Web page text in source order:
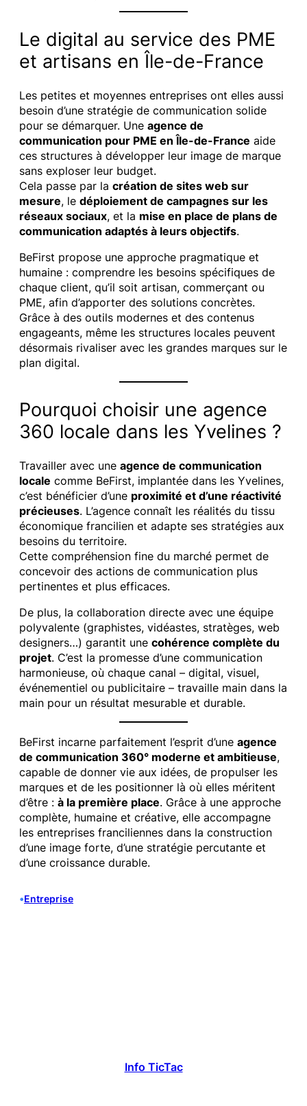
Le digital au service des PME
et artisans en Île-de-France
Les petites et moyennes entreprises ont elles aussi
besoin d’une stratégie de communication solide
pour se démarquer. Une agence de
communication pour PME en Île-de-France aide
ces structures à développer leur image de marque
sans exploser leur budget.
Cela passe par la création de sites web sur
mesure, le déploiement de campagnes sur les
réseaux sociaux, et la mise en place de plans de
communication adaptés à leurs objectifs.
BeFirst propose une approche pragmatique et
humaine : comprendre les besoins spécifiques de
chaque client, qu’il soit artisan, commerçant ou
PME, afin d’apporter des solutions concrètes.
Grâce à des outils modernes et des contenus
engageants, même les structures locales peuvent
désormais rivaliser avec les grandes marques sur le
plan digital.
Pourquoi choisir une agence
360 locale dans les Yvelines ?
Travailler avec une agence de communication
locale comme BeFirst, implantée dans les Yvelines,
c’est bénéficier d’une proximité et d’une réactivité
précieuses. L’agence connaît les réalités du tissu
économique francilien et adapte ses stratégies aux
besoins du territoire.
Cette compréhension fine du marché permet de
concevoir des actions de communication plus
pertinentes et plus efficaces.
De plus, la collaboration directe avec une équipe
polyvalente (graphistes, vidéastes, stratèges, web
designers…) garantit une cohérence complète du
projet. C’est la promesse d’une communication
harmonieuse, où chaque canal – digital, visuel,
événementiel ou publicitaire – travaille main dans la
main pour un résultat mesurable et durable.
BeFirst incarne parfaitement l’esprit d’une agence
de communication 360° moderne et ambitieuse,
capable de donner vie aux idées, de propulser les
marques et de les positionner là où elles méritent
d’être : à la première place. Grâce à une approche
complète, humaine et créative, elle accompagne
les entreprises franciliennes dans la construction
d’une image forte, d’une stratégie percutante et
d’une croissance durable.
•Entreprise
Info TicTac